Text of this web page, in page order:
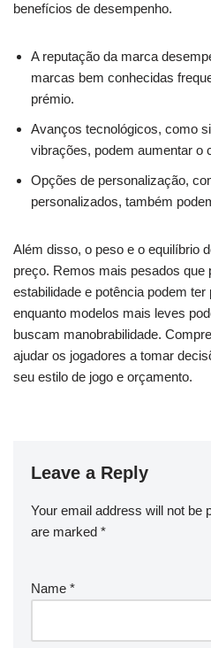
benefícios de desempenho.
A reputação da marca
marcas bem conhecidas
prémio.
Avanços tecnológicos, como
vibrações, podem aumentar o
Opções de personalização,
personalizados, também
Além disso, o peso e o equilíbrio
preço. Remos mais pesados que
estabilidade e potência podem
enquanto modelos mais leves
buscam manobrabilidade.
ajudar os jogadores a tomar
seu estilo de jogo e orçamento.
Leave a Reply
Your email address will not be
are marked *
Name *